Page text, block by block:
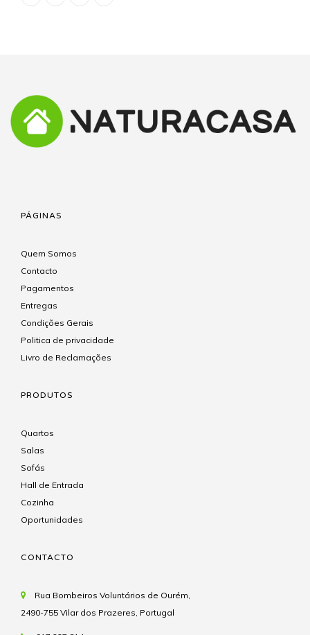
PÁGINAS
Quem Somos
Contacto
Pagamentos
Entregas
Condições Gerais
Politica de privacidade
Livro de Reclamações
PRODUTOS
Quartos
Salas
Sofás
Hall de Entrada
Cozinha
Oportunidades
CONTACTO
Rua Bombeiros Voluntários de Ourém,
2490-755 Vilar dos Prazeres, Portugal